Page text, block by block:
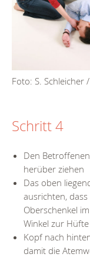
Foto: S. Schleicher
Schritt 4
Den
herüber ziehen
Das oben
ausrichten,
Oberschenkel
Winkel zur
Kopf nach
damit die